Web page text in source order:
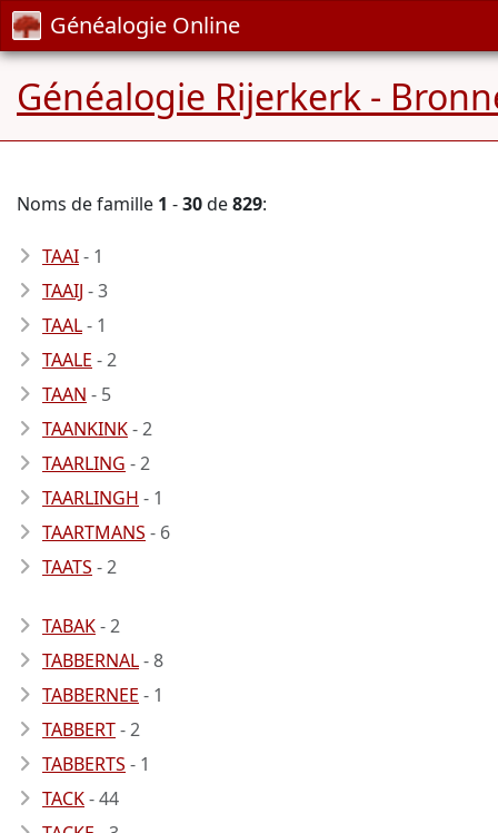
Généalogie Online
Généalogie Rijerkerk -
Noms de famille 1 -30de829:
TAAI- 1
TAAIJ - 3
TAAL- 1
TAALE - 2
TAAN - 5
TAANKINK- 2
TAARLING - 2
TAARLINGH - 1
TAARTMANS - 6
TAATS - 2
TABAK- 2
TABBERNAL- 8
TABBERNEE - 1
TABBERT- 2
TABBERTS - 1
TACK- 44